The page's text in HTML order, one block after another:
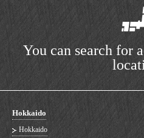
You can search for
Hokkaido
Hokkaido